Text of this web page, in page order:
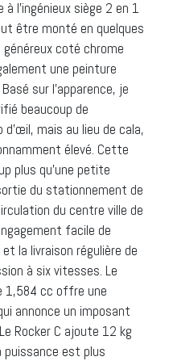
l’ingénieux siège 2 en 1
être monté en quelques
coté chrome
une peinture
sur l’apparence, je
beaucoup de
mais au lieu de cala,
élevé. Cette
plus qu’une petite
du stationnement de
du centre ville de
facile de
la livraison régulière de
à six vitesses. Le
1,584 cc offre une
annonce un imposant
Rocker C ajoute 12 kg
puissance est plus